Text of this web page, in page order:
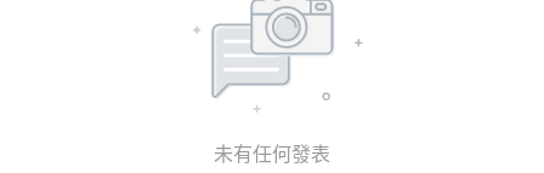
未有任何發表